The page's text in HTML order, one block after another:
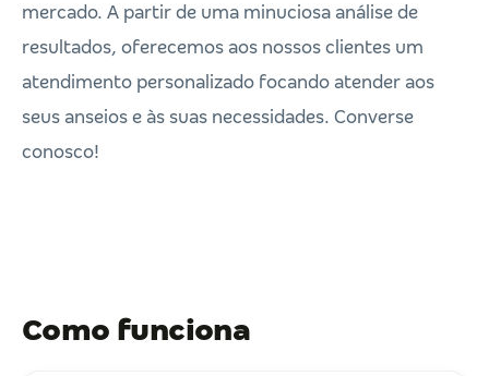
mercado. A partir de uma minuciosa análise de
resultados, oferecemos aos nossos clientes um
atendimento personalizado focando atender aos
seus anseios e às suas necessidades. Converse
conosco!
Como funciona